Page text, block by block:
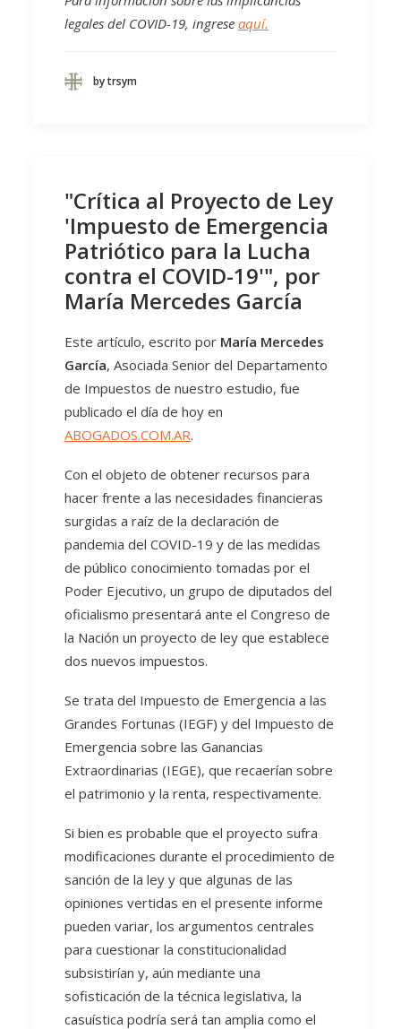
legales del COVID-19, ingrese aquí.
by trsym
"Crítica al Proyecto de Ley
'Impuesto de Emergencia
Patriótico para la Lucha
contra el COVID-19'", por
María Mercedes García
Este artículo, escrito por María Mercedes
García, Asociada Senior del Departamento
de Impuestos de nuestro estudio, fue
publicado el día de hoy en
ABOGADOS.COM.AR.
Con el objeto de obtener recursos para
hacer frente a las necesidades financieras
surgidas a raíz de la declaración de
pandemia del COVID-19 y de las medidas
de público conocimiento tomadas por el
Poder Ejecutivo, un grupo de diputados del
oficialismo presentará ante el Congreso de
la Nación un proyecto de ley que establece
dos nuevos impuestos.
Se trata del Impuesto de Emergencia a las
Grandes Fortunas (IEGF) y del Impuesto de
Emergencia sobre las Ganancias
Extraordinarias (IEGE), que recaerían sobre
el patrimonio y la renta, respectivamente.
Si bien es probable que el proyecto sufra
modificaciones durante el procedimiento de
sanción de la ley y que algunas de las
opiniones vertidas en el presente informe
pueden variar, los argumentos centrales
para cuestionar la constitucionalidad
subsistirían y, aún mediante una
sofisticación de la técnica legislativa, la
casuística podría será tan amplia como el